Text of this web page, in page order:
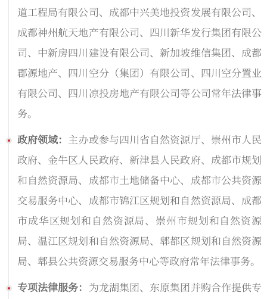
道工程局有限公司、成都中兴美地投资发展有限公司、
成都神州航天地产有限公司、四川新华发行集团有限公
司、中新房四川建设有限公司、新加坡维信集团、成都
郡源地产、四川空分（集团）有限公司、四川空分置业
有限公司、四川凉投房地产有限公司等公司常年法律事
务。
政府领域： 主办或参与四川省自然资源厅、崇州市人民
政府、金牛区人民政府、新津县人民政府、成都市规划
和自然资源局、成都市土地储备中心、成都市公共资源
交易服务中心、成都市锦江区规划和自然资源局、成都
市成华区规划和自然资源局、崇州市规划和自然资源
局、温江区规划和自然资源局、郫都区规划和自然资源
局、郫县公共资源交易服务中心等政府常年法律事务。
专项法律服务： 为龙湖集团、东原集团并购合作提供专